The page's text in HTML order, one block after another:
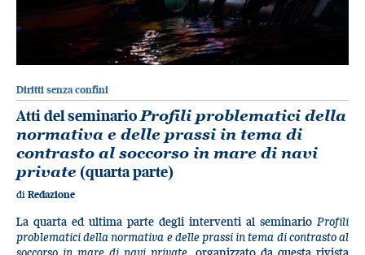
Diritti senza confini
Atti del seminarioProfili problematici della
normativa e delle prassi in tema di
contrasto al soccorso in mare di navi
private (quarta parte)
di Redazione
La quarta ed ultima parte degli interventi al seminario Profili
problematici della normativa e delle prassi in tema di contrasto al
soccorso in mare di navi private , organizzato da questa rivista